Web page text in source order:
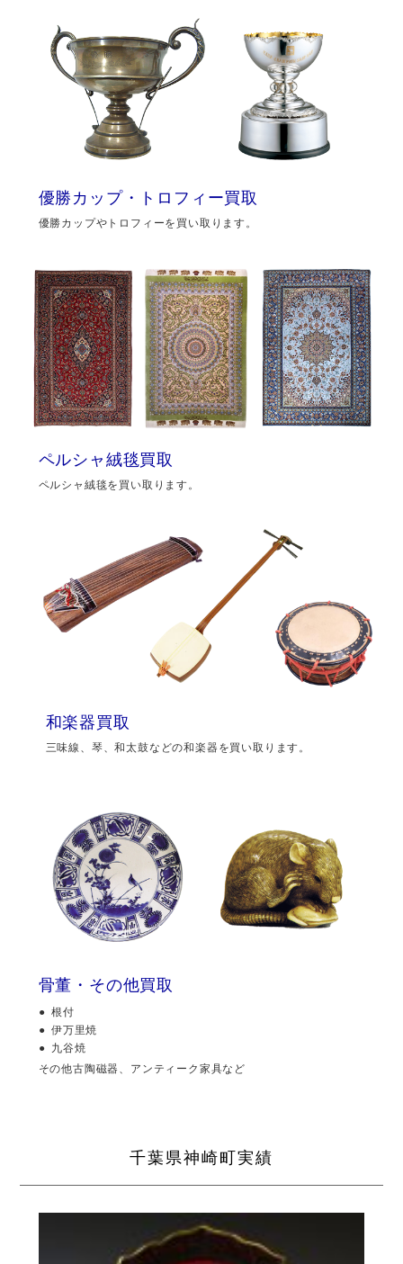
優勝カップ・トロフィー買取
優勝カップやトロフィーを買い取ります。
ペルシャ絨毯買取
ペルシャ絨毯を買い取ります。
和楽器買取
三味線、琴、和太鼓などの和楽器を買い取ります。
骨董・その他買取
根付
伊万里焼
九谷焼
その他古陶磁器、アンティーク家具など
千葉県神崎町実績